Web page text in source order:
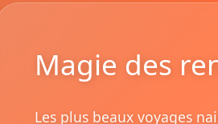
Magie des
Les plus beaux voyages